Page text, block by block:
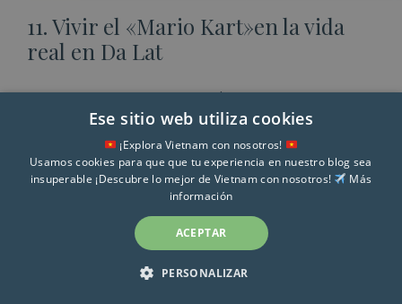
11. Vivir el «Mario Kart»en la vida
real en Da Lat
Una de las experiencias más curiosas que
puedes hacer enDa Lates probar su versión
realista del “Mario Kart”.
A unos30 minutos de la ciudadse encuentra
Cao Nguyen Hoa Dalat, un parque de
atracciones local donde, además de jardines y
columpios panorámicos, destaca su actividad
Ese sitio web utiliza cookies
¡Explora Vietnam con nosotros!
Usamos cookies para que que tu experiencia en nuestro blog sea
insuperable ¡Descubre lo mejor de Vietnam con nosotros!
Más
información
ACEPTAR
PERSONALIZAR